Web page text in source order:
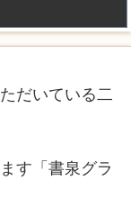
だいている二
す「書泉グラ